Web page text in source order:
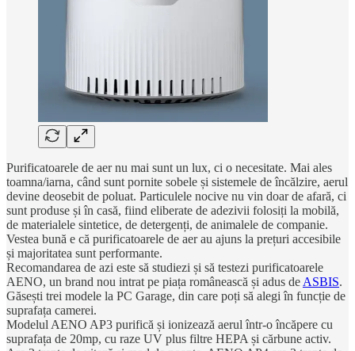
Purificatoarele de aer nu mai sunt un lux, ci o necesitate. Mai ales
toamna/iarna, când sunt pornite sobele și sistemele de încălzire, aerul
devine deosebit de poluat. Particulele nocive nu vin doar de afară, ci
sunt produse și în casă, fiind eliberate de adezivii folosiți la mobilă,
de materialele sintetice, de detergenți, de animalele de companie.
Vestea bună e că purificatoarele de aer au ajuns la prețuri accesibile
și majoritatea sunt performante.
Recomandarea de azi este să studiezi și să testezi purificatoarele
AENO, un brand nou intrat pe piața românească și adus de ASBIS.
Găsești trei modele la PC Garage, din care poți să alegi în funcție de
suprafața camerei.
Modelul AENO AP3 purifică și ionizează aerul într-o încăpere cu
suprafața de 20mp, cu raze UV plus filtre HEPA și cărbune activ.